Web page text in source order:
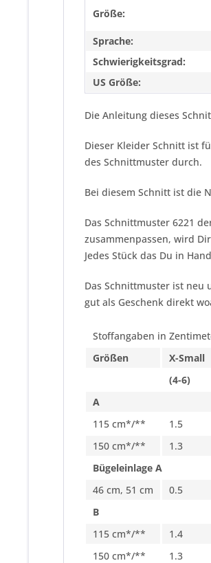
Größe:
Sprache:
Schwierigkeitsgrad:
US Größe:
Die Anleitung dieses
Dieser Kleider Schnitt ist
des Schnittmuster durch.
Bei diesem Schnitt ist die
Das Schnittmuster 6221
zusammenpassen, wird
Jedes Stück das Du in
Das Schnittmuster ist neu
gut als Geschenk direkt
Stoffangaben in
Größen
X-Small
(4-6)
A
115 cm*/**
1.5
150 cm*/**
1.3
Bügeleinlage A
46 cm, 51 cm
0.5
B
115 cm*/**
1.4
150 cm*/**
1.3